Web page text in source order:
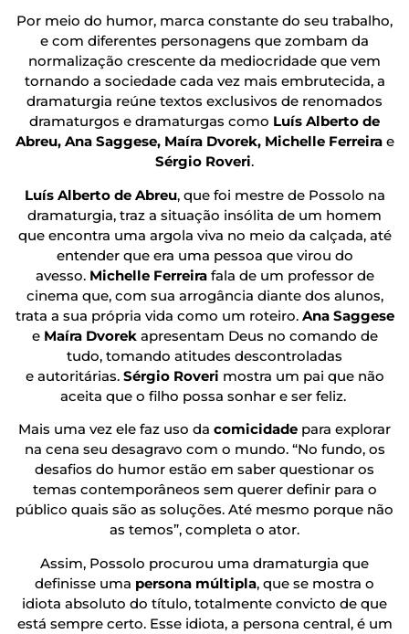
Por meio do humor, marca constante do seu trabalho,
e com diferentes personagens que zombam da
normalização crescente da mediocridade que vem
tornando a sociedade cada vez mais embrutecida, a
dramaturgia reúne textos exclusivos de renomados
dramaturgos e dramaturgas como Luís Alberto de
Abreu, Ana Saggese, Maíra Dvorek, Michelle Ferreira e
Sérgio Roveri.
Luís Alberto de Abreu, que foi mestre de Possolo na
dramaturgia, traz a situação insólita de um homem
que encontra uma argola viva no meio da calçada, até
entender que era uma pessoa que virou do
avesso. Michelle Ferreirafala de um professor de
cinema que, com sua arrogância diante dos alunos,
trata a sua própria vida como um roteiro. Ana Saggese
e Maíra Dvorekapresentam Deus no comando de
tudo, tomando atitudes descontroladas
e autoritárias. Sérgio Roveri mostra um pai que não
aceita que o filho possa sonhar e ser feliz.
Mais uma vez ele faz uso da comicidade para explorar
na cena seu desagravo com o mundo. “No fundo, os
desafios do humor estão em saber questionar os
temas contemporâneos sem querer definir para o
público quais são as soluções. Até mesmo porque não
as temos”, completa o ator.
Assim, Possolo procurou uma dramaturgia que
definisse uma persona múltipla, que se mostra o
idiota absoluto do título, totalmente convicto de que
está sempre certo. Esse idiota, a persona central, é um